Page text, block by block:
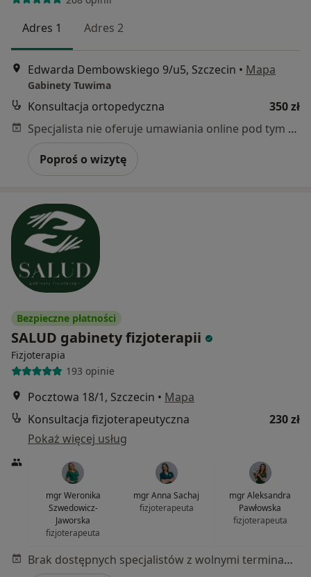
Adres 1 Adres 2
Edwarda Dembowskiego 9/u5, Szczecin • Mapa
Gabinety Tuwima
Konsultacja ortopedyczna
350 zł
Specjalista nie oferuje umawiania online pod tym adresem.
Poproś o wizytę
Bezpieczne płatności
SALUD gabinety fizjoterapii
Fizjoterapia
193 opinie
Pocztowa 18/1, Szczecin • Mapa
Konsultacja fizjoterapeutyczna
230 zł
Pokaż więcej usług
mgr Weronika
Szwedowicz-
Jaworska
fizjoterapeuta
mgr Anna Sachaj
fizjoterapeuta
mgr Aleksandra
Pawłowska
fizjoterapeuta
Brak dostępnych specjalistów z wolnymi terminami w tym centrum medycznym.